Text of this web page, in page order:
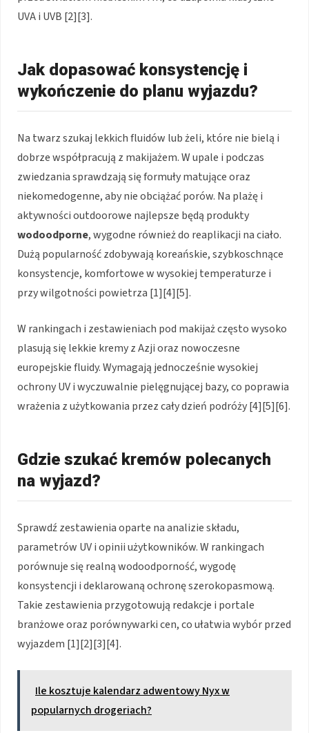
UVA i UVB [2][3].
Jak dopasować konsystencję i
wykończenie do planu wyjazdu?
Na twarz szukaj lekkich fluidów lub żeli, które nie bielą i
dobrze współpracują z makijażem. W upale i podczas
zwiedzania sprawdzają się formuły matujące oraz
niekomedogenne, aby nie obciążać porów. Na plażę i
aktywności outdoorowe najlepsze będą produkty
wodoodporne, wygodne również do reaplikacji na ciało.
Dużą popularność zdobywają koreańskie, szybkoschnące
konsystencje, komfortowe w wysokiej temperaturze i
przy wilgotności powietrza [1][4][5].
W rankingach i zestawieniach pod makijaż często wysoko
plasują się lekkie kremy z Azji oraz nowoczesne
europejskie fluidy. Wymagają jednocześnie wysokiej
ochrony UV i wyczuwalnie pielęgnującej bazy, co poprawia
wrażenia z użytkowania przez cały dzień podróży [4][5][6].
Gdzie szukać kremów polecanych
na wyjazd?
Sprawdź zestawienia oparte na analizie składu,
parametrów UV i opinii użytkowników. W rankingach
porównuje się realną wodoodporność, wygodę
konsystencji i deklarowaną ochronę szerokopasmową.
Takie zestawienia przygotowują redakcje i portale
branżowe oraz porównywarki cen, co ułatwia wybór przed
wyjazdem [1][2][3][4].
Ile kosztuje kalendarz adwentowy Nyx w
popularnych drogeriach?